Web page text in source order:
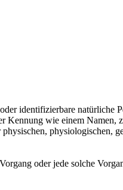
identifizierbare
Kennung wie einem
physiologischen,
oder jede solche